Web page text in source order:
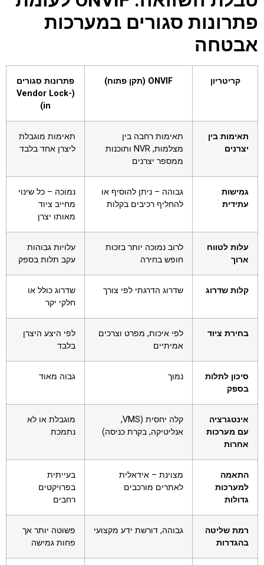
פתרונות סגורים במערכות
אבטחה
קריטריון ONVIF (תקן פתוח)
פתרונות סגורים
(Vendor Lock-
in)
תאימות בין
יצרנים
תאימות רחבה בין
מצלמות, NVR ותוכנות
ממספר יצרנים
תאימות מוגבלת
ליצרן אחד בלבד
גמישות
עתידית
גבוהה – ניתן להוסיף או
להחליף רכיבים בקלות
נמוכה – כל שינוי
מחייב ציוד
מאותו יצרן
עלות לטווח
ארוך
לרוב נמוכה יותר בזכות
חופש בחירה
עלויות גבוהות
עקב תלות בספק
קלות שדרוג שדרוג הדרגתי לפי צורך
שדרוג כולל או
חלקי יקר
בחירת ציוד
לפי איכות, מפרט וצרכים
אמיתיים
לפי היצע היצרן
בלבד
סיכון לתלות
בספק
נמוך גבוה מאוד
אינטגרציה
עם מערכות
אחרות
קלה יחסית (VMS,
אנליטיקה, בקרת כניסה)
מוגבלת או לא
נתמכת
התאמה
למערכות
גדולות
מצוינת – אידאלית
לאתרים מורכבים
בעייתית
בפרויקטים
רחבים
רמת שליטה
בהגדרות
גבוהה, דורשת ידע מקצועי
פשוטה יותר אך
פחות גמישה